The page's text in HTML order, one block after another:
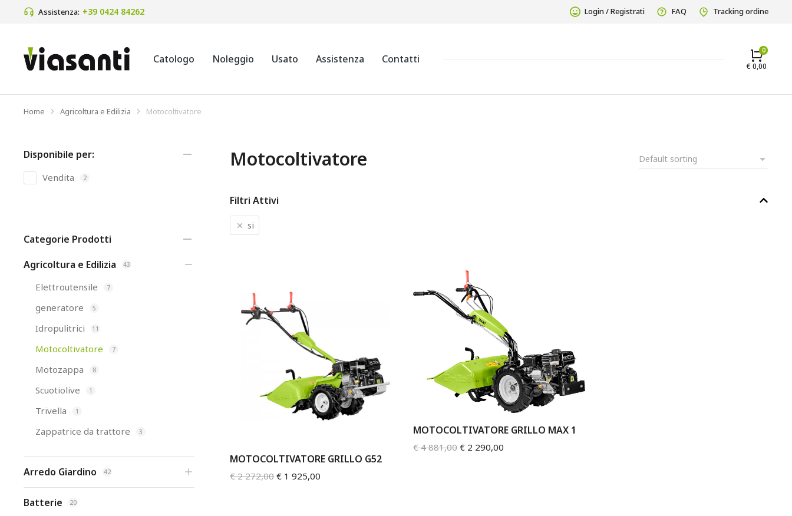
Assistenza: +39 0424 84262 Login / Registrati FAQ Tracking ordine
Catologo Noleggio Usato Assistenza Contatti
€ 0,00
Tu sei qui:
Home Agricoltura e Edilizia Motocoltivatore
Disponibile per:
Vendita 2
Categorie Prodotti
Agricoltura e Edilizia
43
Elettroutensile 7
generatore 5
Idropulitrici 11
Motocoltivatore 7
Motozappa 8
Scuotiolive 1
Trivella 1
Zappatrice da trattore 3
Arredo Giardino 42
Batterie 20
Motocoltivatore
Filtri Attivi
si
MOTOCOLTIVATORE GRILLO G52
€2 272,00 € 1 925,00
MOTOCOLTIVATORE GRILLO MAX 1
€4 881,00 € 2 290,00